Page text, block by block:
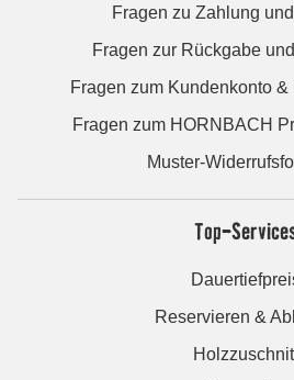
Fragen zu Zahlung
Fragen zur Rückgabe
Fragen zum Kundenkonto
Fragen zum HORNBACH
Muster-
Top-
Reservieren &